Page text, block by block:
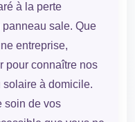
à la perte
sale. Que
entreprise,
pour connaître nos
solaire à domicile.
soin de vos